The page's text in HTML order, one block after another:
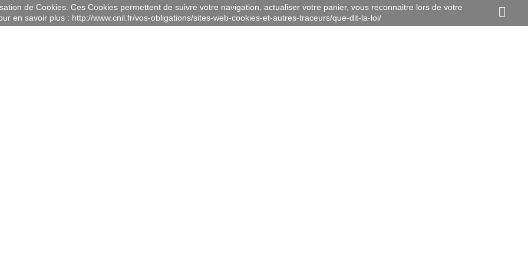
de Cookies. Ces Cookies permettent de suivre votre navigation, actualiser votre panier, vous reconnaitre lors de votre
en savoir plus : http://www.cnil.fr/vos-obligations/sites-web-cookies-et-autres-traceurs/que-dit-la-loi/